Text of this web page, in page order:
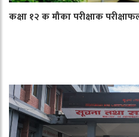
कक्षा १२ क मौका परीक्षाक